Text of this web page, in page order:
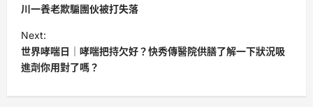
s
t
n
a
v
川一養老欺騙團伙被打失落
Next:
世界哮喘日｜哮喘把持欠好？快秀傳醫院供膳了解一下狀況吸
進劑你用對了嗎？